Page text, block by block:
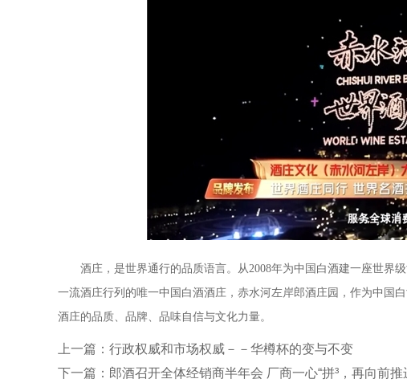
酒庄，是世界通行的品质语言。从2008年为中国白酒建一座世界
一流酒庄行列的唯一中国白酒酒庄，赤水河左岸郎酒庄园，作为中国
酒庄的品质、品牌、品味自信与文化力量。
上一篇： 行政权威和市场权威－－华樽杯的变与不变
下一篇： 郎酒召开全体经销商半年会 厂商一心“拼³，再向前推